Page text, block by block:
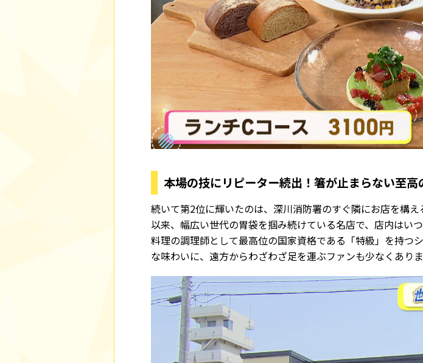
本場の技にリピーター続出！箸が止まらない至高
続いて第2位に輝いたのは、深川消防署のすぐ隣にお店を構
以来、幅広い世代の胃袋を掴み続けている名店で、店内はい
料理の調理師として最高位の国家資格である「特級」を持つ
な味わいに、遠方からわざわざ足を運ぶファンも少なくありま